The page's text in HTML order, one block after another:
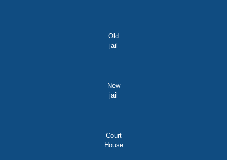
Old
jail
New
jail
Court
House